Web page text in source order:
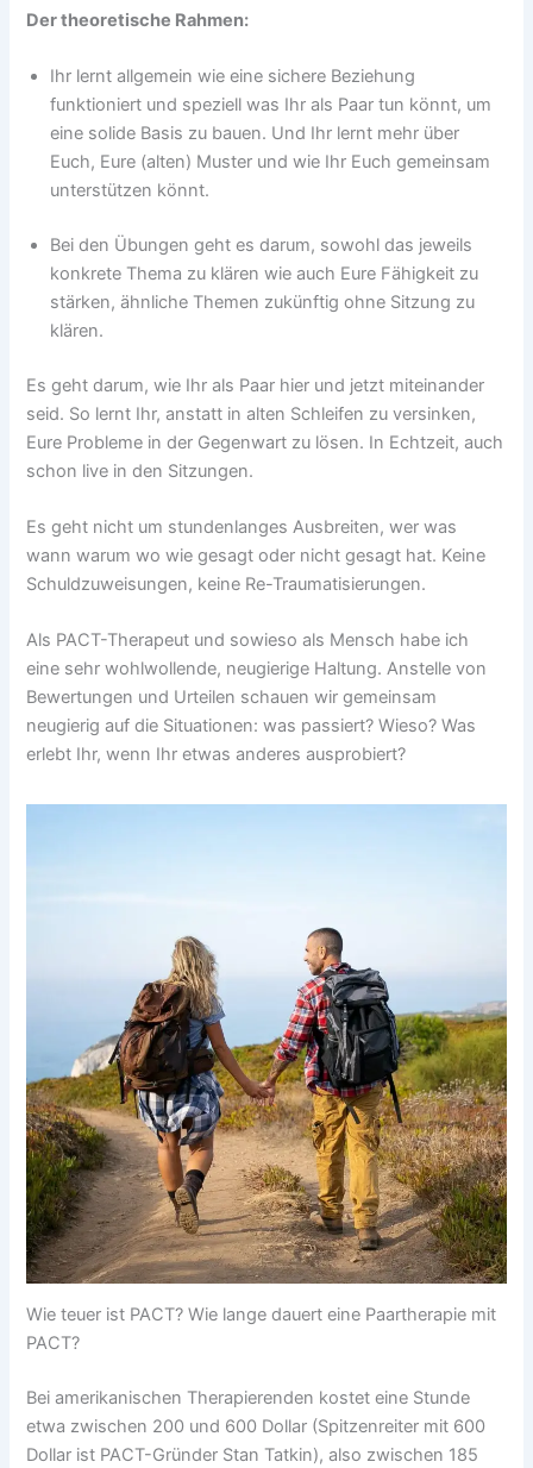
Der theoretische Rahmen:
Ihr lernt allgemein wie eine sichere Beziehung
funktioniert und speziell was Ihr als Paar tun könnt, um
eine solide Basis zu bauen. Und Ihr lernt mehr über
Euch, Eure (alten) Muster und wie Ihr Euch gemeinsam
unterstützen könnt.
Bei den Übungen geht es darum, sowohl das jeweils
konkrete Thema zu klären wie auch Eure Fähigkeit zu
stärken, ähnliche Themen zukünftig ohne Sitzung zu
klären.
Es geht darum, wie Ihr als Paar hier und jetzt miteinander
seid. So lernt Ihr, anstatt in alten Schleifen zu versinken,
Eure Probleme in der Gegenwart zu lösen. In Echtzeit, auch
schon live in den Sitzungen.
Es geht nicht um stundenlanges Ausbreiten, wer was
wann warum wo wie gesagt oder nicht gesagt hat. Keine
Schuldzuweisungen, keine Re-Traumatisierungen.
Als PACT-Therapeut und sowieso als Mensch habe ich
eine sehr wohlwollende, neugierige Haltung. Anstelle von
Bewertungen und Urteilen schauen wir gemeinsam
neugierig auf die Situationen: was passiert? Wieso? Was
erlebt Ihr, wenn Ihr etwas anderes ausprobiert?
Wie teuer ist PACT? Wie lange dauert eine Paartherapie mit
PACT?
Bei amerikanischen Therapierenden kostet eine Stunde
etwa zwischen 200 und 600 Dollar (Spitzenreiter mit 600
Dollar ist PACT-Gründer Stan Tatkin), also zwischen 185